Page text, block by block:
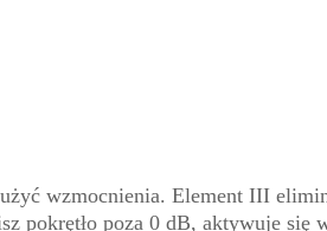
wzmocnienia. Element III
pokrętło poza 0 dB, aktywuje się